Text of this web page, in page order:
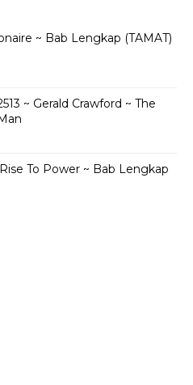
~ Bab Lengkap (TAMAT)
~ Gerald Crawford ~ The
To Power ~ Bab Lengkap